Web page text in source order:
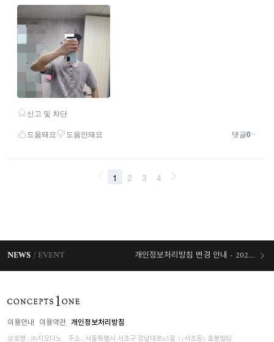
NEWS EVENT 개인정보처리방침 변경 안내 - 2026/07/30 시행
이용안내 이용약관 개인정보처리방침
상호명 : ㈜지오다노 주소 : 서울특별시 서초구 강남대로65길 1(서초동) 효봉빌딩